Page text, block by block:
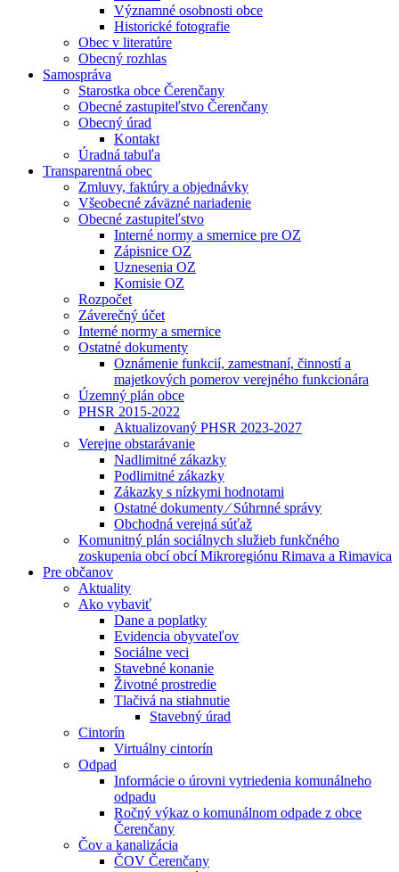
Významné osobnosti obce
Historické fotografie
Obec v literatúre
Obecný rozhlas
Samospráva
Starostka obce Čerenčany
Obecné zastupiteľstvo Čerenčany
Obecný úrad
Kontakt
Úradná tabuľa
Transparentná obec
Zmluvy, faktúry a objednávky
Všeobecné záväzné nariadenie
Obecné zastupiteľstvo
Interné normy a smernice pre OZ
Zápisnice OZ
Uznesenia OZ
Komisie OZ
Rozpočet
Záverečný účet
Interné normy a smernice
Ostatné dokumenty
Oznámenie funkcií, zamestnaní, činností a
majetkových pomerov verejného funkcionára
Územný plán obce
PHSR 2015-2022
Aktualizovaný PHSR 2023-2027
Verejne obstarávanie
Nadlimitné zákazky
Podlimitné zákazky
Zákazky s nízkymi hodnotami
Ostatné dokumenty ⁄ Súhrnné správy
Obchodná verejná súťaž
Komunitný plán sociálnych služieb funkčného
zoskupenia obcí obcí Mikroregiónu Rimava a Rimavica
Pre občanov
Aktuality
Ako vybaviť
Dane a poplatky
Evidencia obyvateľov
Sociálne veci
Stavebné konanie
Životné prostredie
Tlačivá na stiahnutie
Stavebný úrad
Cintorín
Virtuálny cintorín
Odpad
Informácie o úrovni vytriedenia komunálneho
odpadu
Ročný výkaz o komunálnom odpade z obce
Čerenčany
Čov a kanalizácia
ČOV Čerenčany